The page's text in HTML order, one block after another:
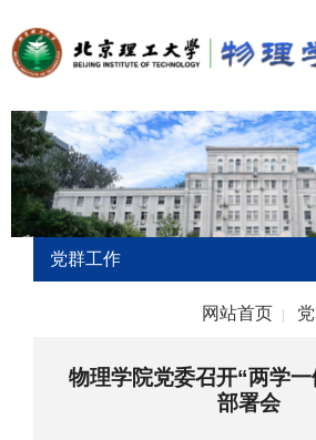
党群工作
网站首页
物理学院党委召开“两学
部署会